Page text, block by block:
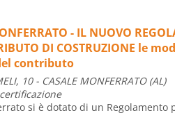
- IL NUOVO
DI COSTRUZIONE le
contributo
10 - CASALE MONFERRATO (AL)
si è dotato di un